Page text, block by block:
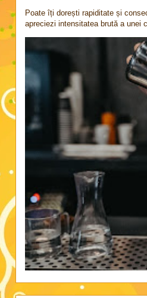
Poate îți dorești rapiditate și
apreciezi intensitatea brută a unei